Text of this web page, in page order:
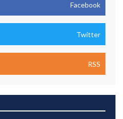
Facebook
Twitter
RSS